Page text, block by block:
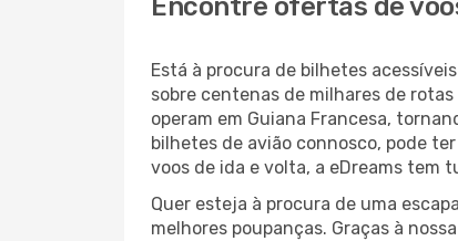
Encontre ofertas de
Está à procura de bilhetes
sobre centenas de milhares de
operam em Guiana Francesa,
bilhetes de avião connosco, pode
voos de ida e volta, a eDreams tem
Quer esteja à procura de uma
melhores poupanças. Graças à